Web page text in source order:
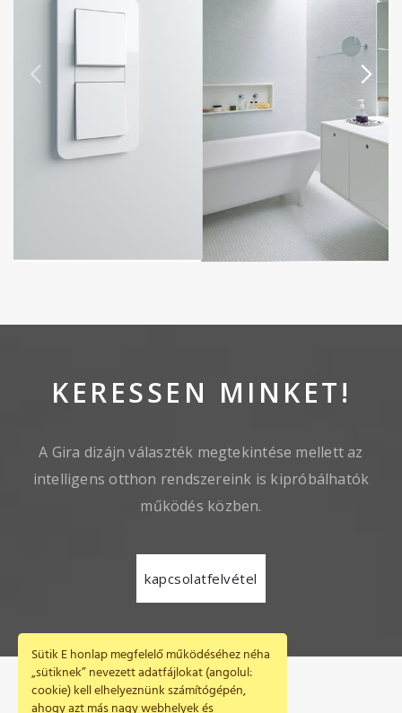
KERESSEN MINKET!
A Gira dizájn választék megtekintése mellett az
intelligens otthon rendszereink is kipróbálhatók
működés közben.
kapcsolatfelvétel
Sütik E honlap megfelelő működéséhez néha
„sütiknek” nevezett adatfájlokat (angolul:
cookie) kell elhelyeznünk számítógépén,